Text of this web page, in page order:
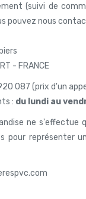
(suivi de
pouvez nous
- FRANCE
087 (prix d'un
: du lundi au
ne s'effectue
pour représenter